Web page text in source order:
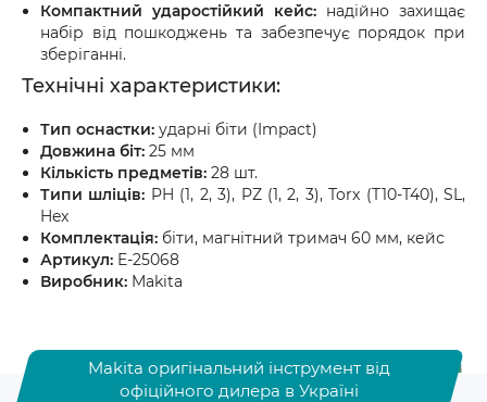
Компактний ударостійкий кейс: надійно захищає
набір від пошкоджень та забезпечує порядок при
зберіганні.
Технічні характеристики:
Тип оснастки: ударні біти (Impact)
Довжина біт: 25 мм
Кількість предметів: 28 шт.
Типи шліців: PH (1, 2, 3), PZ (1, 2, 3), Torx (T10-T40), SL,
Hex
Комплектація: біти, магнітний тримач 60 мм, кейс
Артикул: E-25068
Виробник: Makita
Makita оригінальний інструмент від
офіційного дилера в Україні